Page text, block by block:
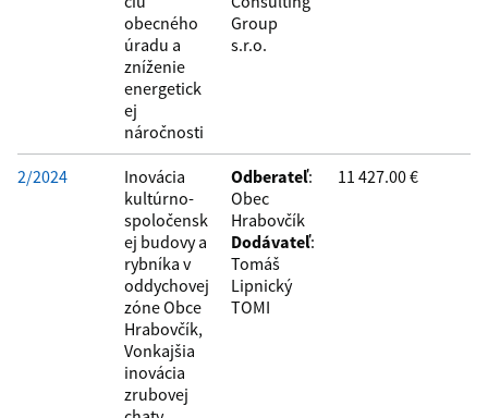
obecného
úradu a
zníženie
energetick
ej
náročnosti
Group
s.r.o.
2/2024
Inovácia
kultúrno-
spoločensk
ej budovy a
rybníka v
oddychovej
zóne Obce
Hrabovčík,
Vonkajšia
inovácia
zrubovej
Odberateľ:
Obec
Hrabovčík
Dodávateľ:
Tomáš
Lipnický
TOMI
11 427.00 €